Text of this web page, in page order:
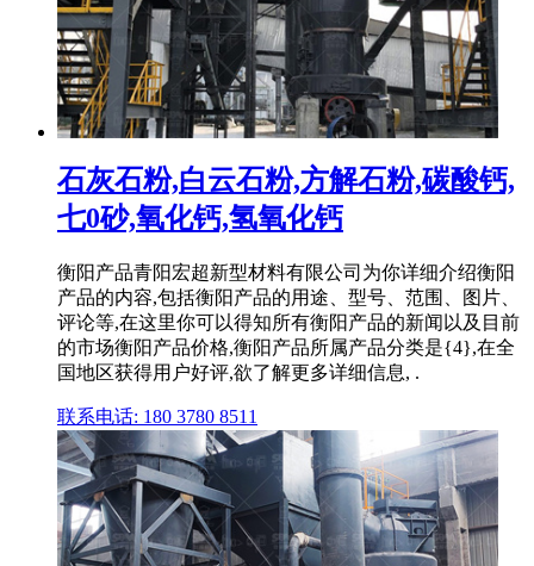
石灰石粉,白云石粉,方解石粉,碳酸钙,
七0砂,氧化钙,氢氧化钙
衡阳产品青阳宏超新型材料有限公司为你详细介绍衡阳
产品的内容,包括衡阳产品的用途、型号、范围、图片、
评论等,在这里你可以得知所有衡阳产品的新闻以及目前
的市场衡阳产品价格,衡阳产品所属产品分类是{4},在全
国地区获得用户好评,欲了解更多详细信息, .
联系电话: 180 3780 8511